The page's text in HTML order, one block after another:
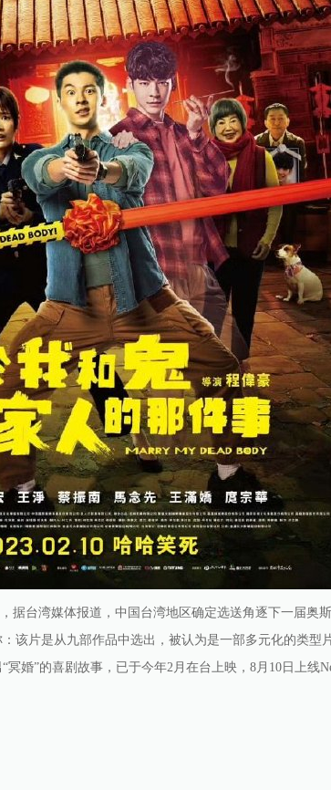
台湾媒体报道，中国台湾地区确定选送角逐下一届奥
该片是从九部作品中选出，被认为是一部多元化的类型片
婚”的喜剧故事，已于今年2月在台上映，8月10日上线